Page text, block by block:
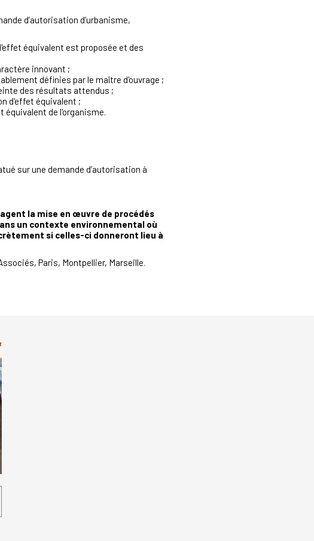
d’autorisation d’urbanisme,
équivalent est proposée et des
innovant ;
définies par le maître d'ouvrage ;
des résultats attendus ;
d'effet équivalent ;
de l'organisme.
sur une demande d’autorisation à
la mise en œuvre de procédés
un contexte environnemental où
si celles-ci donneront lieu à
Paris, Montpellier, Marseille.